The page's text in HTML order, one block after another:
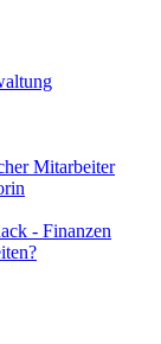
Mitarbeiter
- Finanzen